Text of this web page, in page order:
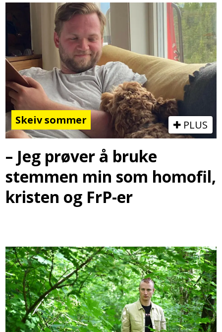
Skeiv sommer PLUS
– Jeg prøver å bruke
stemmen min som homofil,
kristen og FrP-er